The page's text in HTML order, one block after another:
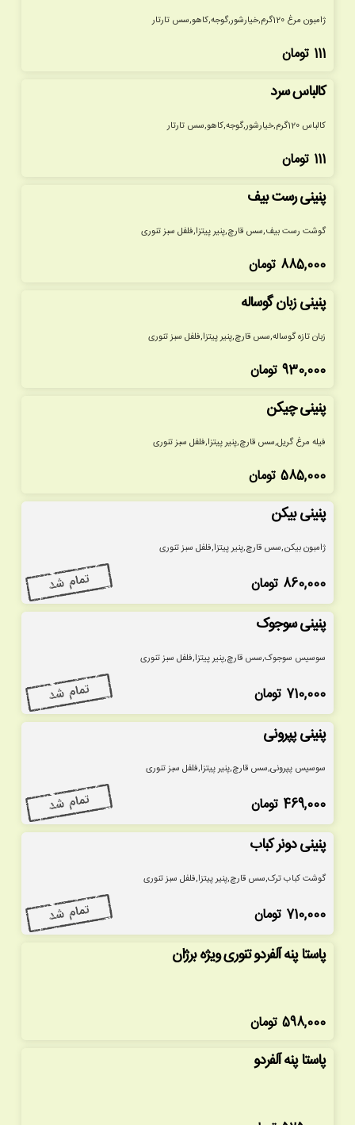
ژامبون مرغ 120گرم,خیارشور,گوجه,کاهو,سس تارتار
111 تومان
کالباس سرد
کالباس 120گرم,خیارشور,گوجه,کاهو,سس تارتار
111 تومان
پنینی رست بیف
گوشت رست بیف,سس قارچ,پنیر پیتزا,فلفل سبز تنوری
885,000 تومان
پنینی زبان گوساله
زبان تازه گوساله,سس قارچ,پنیر پیتزا,فلفل سبز تنوری
930,000 تومان
پنینی چیکن
فیله مرغ گریل,سس قارچ,پنیر پیتزا,فلفل سبز تنوری
585,000 تومان
پنینی بیکن
ژامبون بیکن,سس قارچ,پنیر پیتزا,فلفل سبز تنوری
860,000 تومان
پنینی سوجوک
سوسیس سوجوک,سس قارچ,پنیر پیتزا,فلفل سبز تنوری
710,000 تومان
پنینی پپرونی
سوسیس پپرونی,سس قارچ,پنیر پیتزا,فلفل سبز تنوری
469,000 تومان
پنینی دونر کباب
گوشت کباب ترک,سس قارچ,پنیر پیتزا,فلفل سبز تنوری
710,000 تومان
پاستا پنه آلفردو تنوری ویژه برژان
598,000 تومان
پاستا پنه آلفردو